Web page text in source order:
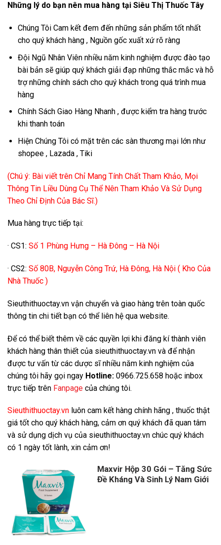
Những lý do bạn nên mua hàng tại Siêu Thị Thuốc Tây
Chúng Tôi Cam kết đem đến những sản phẩm tốt nhất
cho quý khách hàng , Nguồn gốc xuất xứ rõ ràng
Đội Ngũ Nhân Viên nhiều năm kinh nghiệm được đào tạo
bài bản sẽ giúp quý khách giải đạp những thắc mắc và hỗ
trợ những chính sách cho quý khách trong quá trình mua
hàng
Chính Sách Giao Hàng Nhanh , được kiểm tra hàng trước
khi thanh toán
Hiện Chúng Tôi có mặt trên các sàn thương mại lớn như
shopee , Lazada , Tiki
(Chú ý: Bài viết trên Chỉ Mang Tính Chất Tham Khảo, Mọi
Thông Tin Liều Dùng Cụ Thể Nên Tham Khảo Và Sử Dụng
Theo Chỉ Định Của Bác Sĩ.)
Mua hàng trực tiếp tại:
· CS1: Số 1 Phùng Hưng – Hà Đông – Hà Nội
· CS2: Số 80B, Nguyễn Công Trứ, Hà Đông, Hà Nội ( Kho Của
Nhà Thuốc )
Sieuthithuoctay.vn vận chuyển và giao hàng trên toàn quốc
thông tin chi tiết bạn có thể liên hệ qua website.
Để có thể biết thêm về các quyền lợi khi đăng kí thành viên
khách hàng thân thiết của sieuthithuoctay.vn và để nhận
được tư vấn từ các dược sĩ nhiều năm kinh nghiệm của
chúng tôi hãy gọi ngay Hotline: 0966.725.658 hoặc inbox
trực tiếp trên Fanpage của chúng tôi.
Sieuthithuoctay.vn luôn cam kết hàng chính hãng , thuốc thật
giá tốt cho quý khách hàng, cảm ơn quý khách đã quan tâm
và sử dụng dịch vụ của sieuthithuoctay.vn chúc quý khách
có 1 ngày tốt lành, xin cảm ơn!
Maxvir Hộp 30 Gói – Tăng Sức
Đề Kháng Và Sinh Lý Nam Giới